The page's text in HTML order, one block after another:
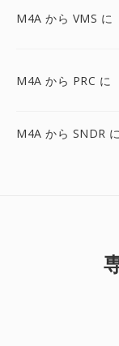
M4A から VMS に
M4A から PRC に
M4A から SNDR に